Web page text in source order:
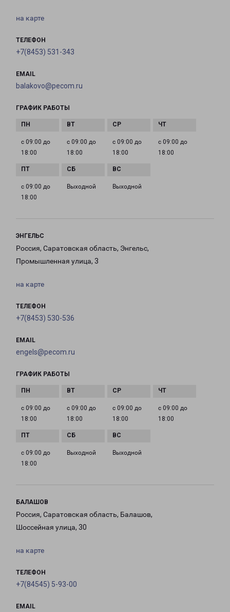
на карте
ТЕЛЕФОН
+7(8453) 531-343
EMAIL
balakovo@pecom.ru
ГРАФИК РАБОТЫ
с 09:00 до
18:00
с 09:00 до
18:00
с 09:00 до
18:00
с 09:00 до
18:00
с 09:00 до
18:00
Выходной Выходной
ЭНГЕЛЬС
Россия, Саратовская область, Энгельс,
Промышленная улица, 3
на карте
ТЕЛЕФОН
+7(8453) 530-536
EMAIL
engels@pecom.ru
ГРАФИК РАБОТЫ
с 09:00 до
18:00
с 09:00 до
18:00
с 09:00 до
18:00
с 09:00 до
18:00
с 09:00 до
18:00
Выходной Выходной
БАЛАШОВ
Россия, Саратовская область, Балашов,
Шоссейная улица, 30
на карте
ТЕЛЕФОН
+7(84545) 5-93-00
EMAIL